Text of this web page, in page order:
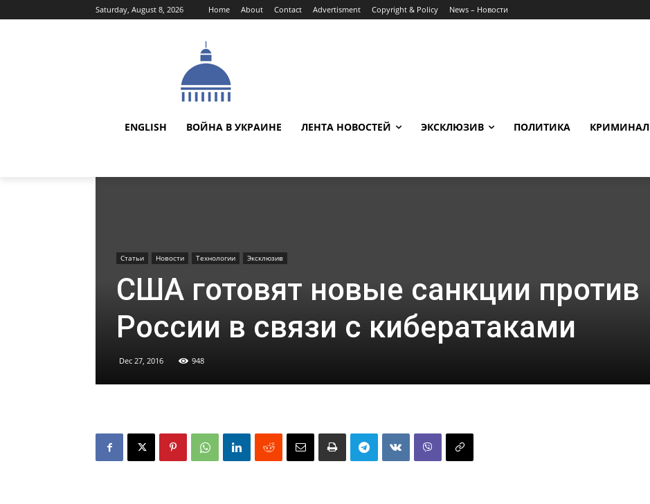
Saturday, August 8, 2026 Home About Contact Advertisment Copyright & Policy News – Новости
ENGLISH ВОЙНА В УКРАИНЕ ЛЕНТА НОВОСТЕЙ ЭКСКЛЮЗИВ ПОЛИТИКА КРИМИНАЛ
Статьи Новости Технологии Эксклюзив
США готовят новые санкции против
России в связи с кибератаками
Dec 27, 2016 948